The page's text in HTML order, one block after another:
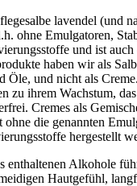
lavendel (und
ohne Emulgatoren,
und ist auch
haben wir als
Öle, und nicht als
zu ihrem Wachstum,
Cremes als
die genannten
hergestellt
enthaltenen Alkohole
Hautgefühl,